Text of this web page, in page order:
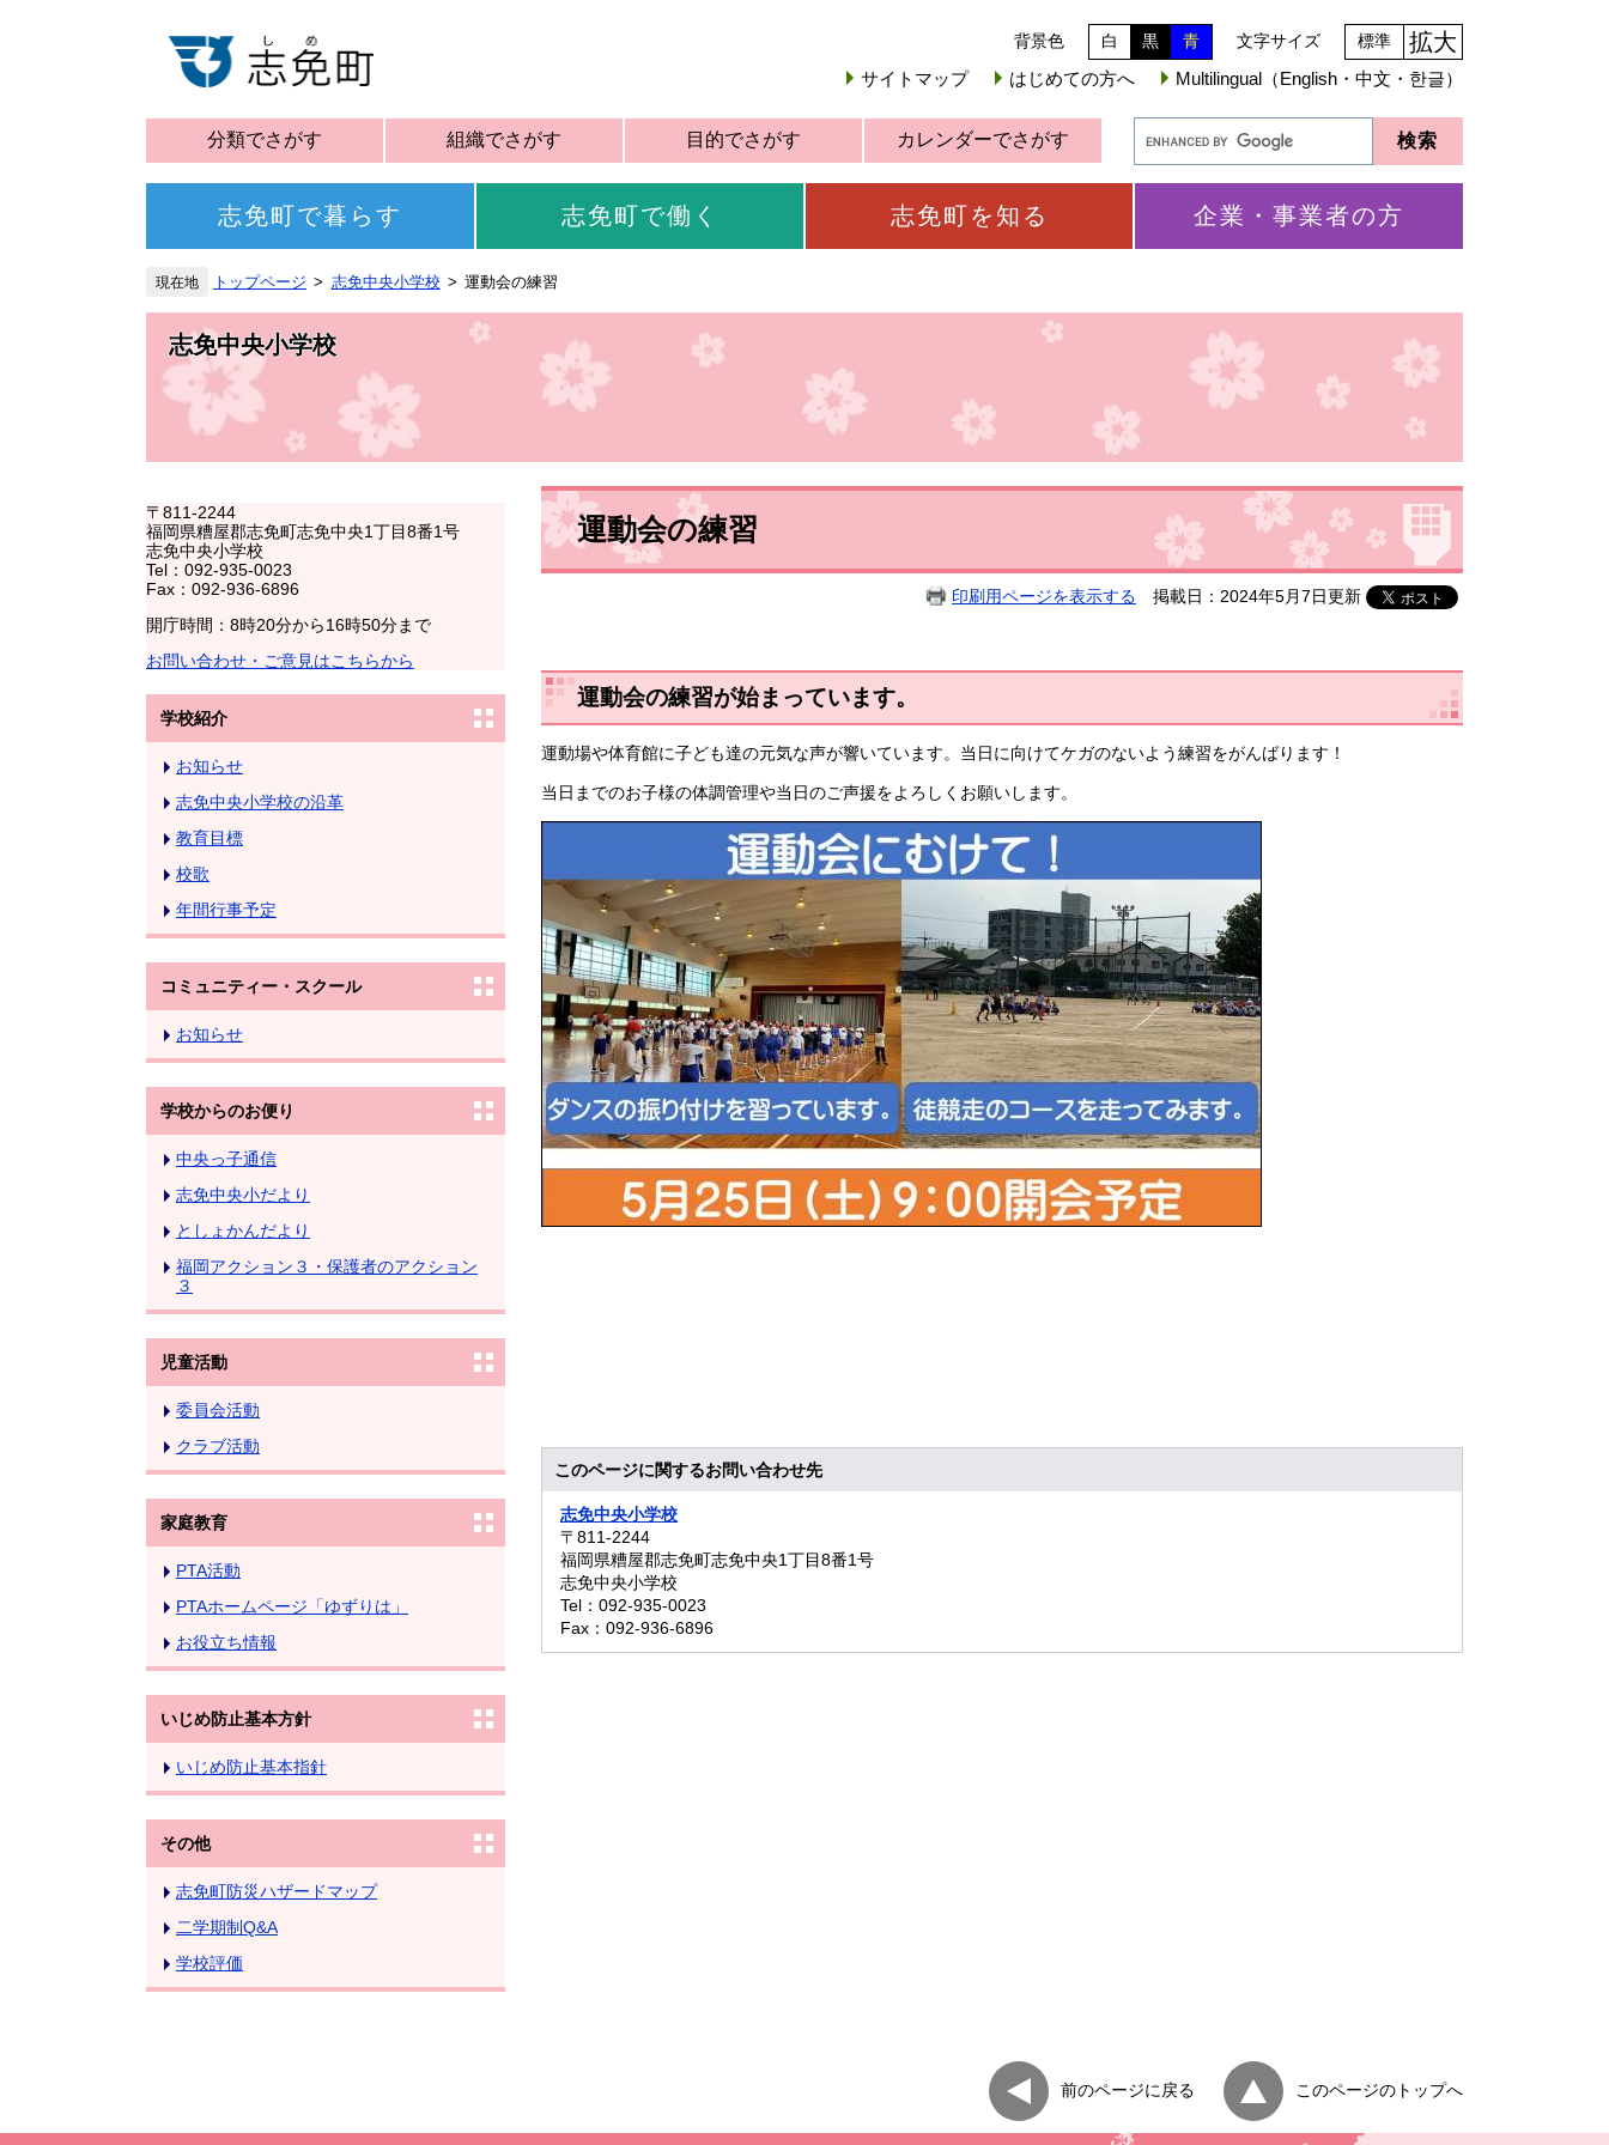
背景色 白 黒 青 文字サイズ 標準 拡大
サイトマップ はじめての方へ Multilingual（English・中文・한글）
分類でさがす 組織でさがす 目的でさがす カレンダーでさがす
志免町で暮らす 志免町で働く 志免町を知る 企業・事業者の方
トップページ 志免中央小学校 運動会の練習
志免中央小学校
〒811-2244
福岡県糟屋郡志免町志免中央1丁目8番1号
志免中央小学校
Tel：092-935-0023
Fax：092-936-6896
開庁時間：8時20分から16時50分まで
お問い合わせ・ご意見はこちらから
学校紹介
お知らせ
志免中央小学校の沿革
教育目標
校歌
年間行事予定
コミュニティー・スクール
お知らせ
学校からのお便り
中央っ子通信
志免中央小だより
としょかんだより
福岡アクション３・保護者のアクション
３
児童活動
委員会活動
クラブ活動
家庭教育
PTA活動
PTAホームページ「ゆずりは」
お役立ち情報
いじめ防止基本方針
いじめ防止基本指針
その他
志免町防災ハザードマップ
二学期制Q&A
学校評価
運動会の練習
印刷用ページを表示する 掲載日：2024年5月7日更新
運動会の練習が始まっています。
運動場や体育館に子ども達の元気な声が響いています。当日に向けてケガのないよう練習をがんばります！
当日までのお子様の体調管理や当日のご声援をよろしくお願いします。
このページに関するお問い合わせ先
志免中央小学校
〒811-2244
福岡県糟屋郡志免町志免中央1丁目8番1号
志免中央小学校
Tel：092-935-0023
Fax：092-936-6896
前のページに戻る このページのトップへ